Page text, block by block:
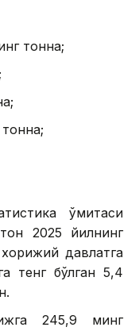
тонна;
тонна;
қўмитаси
2025 йилнинг
давлатга
тенг бўлган 5,4
245,9 минг